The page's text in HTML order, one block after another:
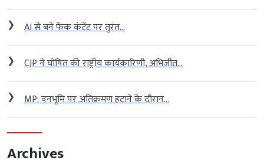
❯ AI से बने फेक कंटेंट पर तुरंत...
❯ CJP ने घोषित की राष्ट्रीय कार्यकारिणी, अभिजीत...
❯ MP: वनभूमि पर अतिक्रमण हटाने के दौरान...
Archives